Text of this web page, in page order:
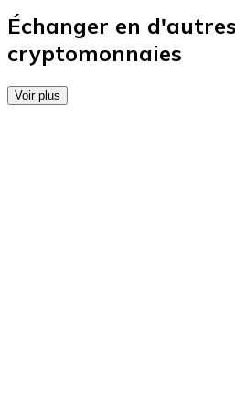
Achetez des cartes-
Aller à la boutique de cartes-
Échanger en d'autres
cryptomonnaies
Voir plus